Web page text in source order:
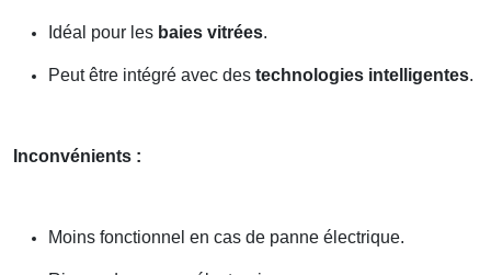
Idéal pour les baies vitrées.
Peut être intégré avec des technologies intelligentes.
Inconvénients :
Moins fonctionnel en cas de panne électrique.